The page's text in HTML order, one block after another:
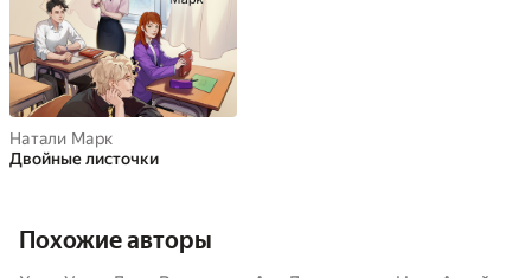
Натали Марк
Двойные листочки
Похожие авторы